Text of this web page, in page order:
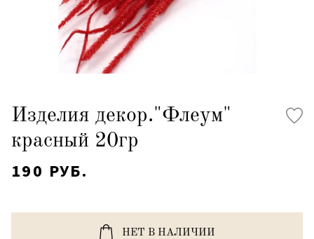
Изделия декор."Флеум"
красный 20гр
190 РУБ.
НЕТ В НАЛИЧИИ